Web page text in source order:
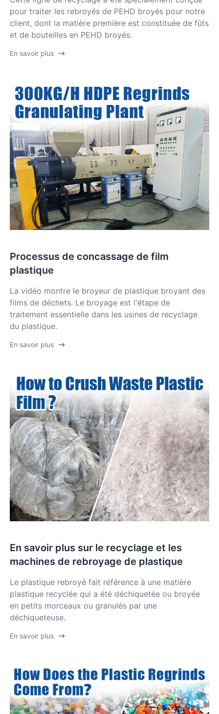
pour traiter les rebroyés de PEHD broyés pour notre
client, dont la matière première est constituée de fûts
et de bouteilles en PEHD broyés.
En savoir plus
Processus de concassage de film
plastique
La vidéo montre le broyeur de plastique broyant des
films de déchets. Le broyage est l'étape de
traitement essentielle dans les usines de recyclage
du plastique.
En savoir plus
En savoir plus sur le recyclage et les
machines de rebroyage de plastique
Le plastique rebroyé fait référence à une matière
plastique recyclée qui a été déchiquetée ou broyée
en petits morceaux ou granulés par une
déchiqueteuse.
En savoir plus